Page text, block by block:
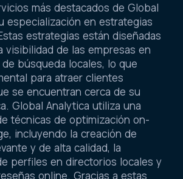
más destacados de Global
especialización en estrategias
estrategias están diseñadas
visibilidad de las empresas en
búsqueda locales, lo que
para atraer clientes
se encuentran cerca de su
Global Analytica utiliza una
técnicas de optimización on-
incluyendo la creación de
y de alta calidad, la
perfiles en directorios locales y
online. Gracias a estas